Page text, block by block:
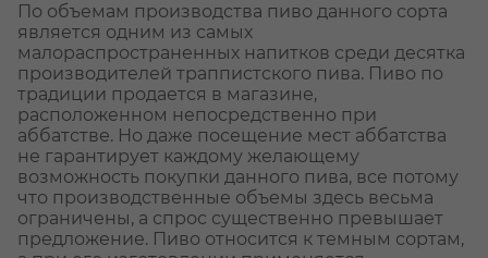
По объемам производства пиво данного сорта
является одним из самых
малораспространенных напитков среди десятка
производителей траппистского пива. Пиво по
традиции продается в магазине,
расположенном непосредственно при
аббатстве. Но даже посещение мест аббатства
не гарантирует каждому желающему
возможность покупки данного пива, все потому
что производственные объемы здесь весьма
ограничены, а спрос существенно превышает
предложение. Пиво относится к темным сортам,